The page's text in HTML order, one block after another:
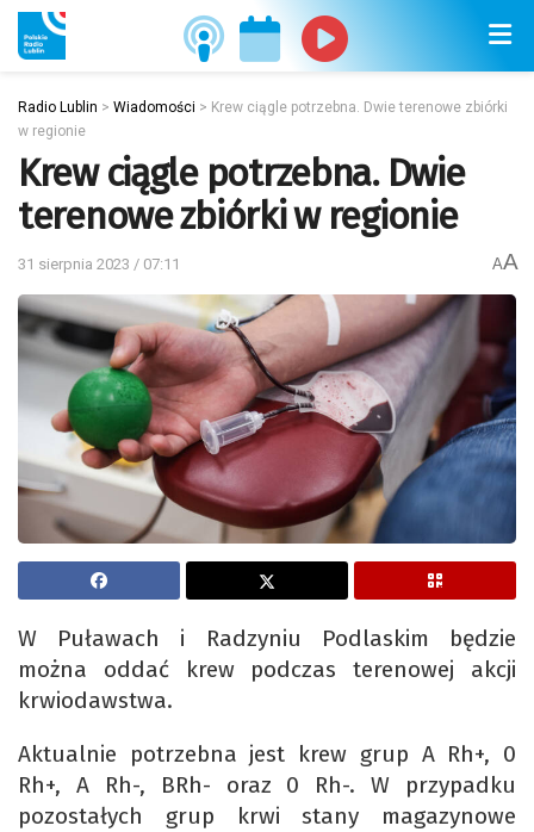
Radio Lublin > Wiadomości > Krew ciągle potrzebna. Dwie terenowe zbiórki
w regionie
Krew ciągle potrzebna. Dwie
terenowe zbiórki w regionie
31 sierpnia 2023 / 07:11 AA
W Puławach i Radzyniu Podlaskim będzie
można oddać krew podczas terenowej akcji
krwiodawstwa.
Aktualnie potrzebna jest krew grup A Rh+, 0
Rh+, A Rh-, BRh- oraz 0 Rh-. W przypadku
pozostałych grup krwi stany magazynowe